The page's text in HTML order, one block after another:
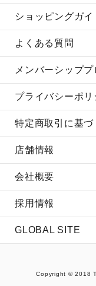
ショッピングガイ
よくある質問
メンバーシッププ
プライバシーポリ
特定商取引に基づ
店舗情報
会社概要
採用情報
GLOBAL SITE
Copyright © 2018